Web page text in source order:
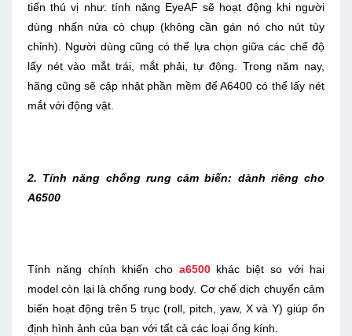
tiến thú vị như: tính năng EyeAF sẽ hoạt động khi người
dùng nhấn nửa cò chụp (không cần gán nó cho nút tùy
chỉnh). Người dùng cũng có thể lựa chọn giữa các chế độ
lấy nét vào mắt trái, mắt phải, tự động. Trong năm nay,
hãng cũng sẽ cập nhật phần mềm để A6400 có thể lấy nét
mắt với động vật.
2. Tính năng chống rung cảm biến: dành riêng cho
A6500
Tính năng chính khiến cho a6500khác biệt so với hai
model còn lại là chống rung body. Cơ chế dịch chuyển cảm
biến hoạt động trên 5 trục (roll, pitch, yaw, X và Y) giúp ổn
định hình ảnh của bạn với tất cả các loại ống kính.